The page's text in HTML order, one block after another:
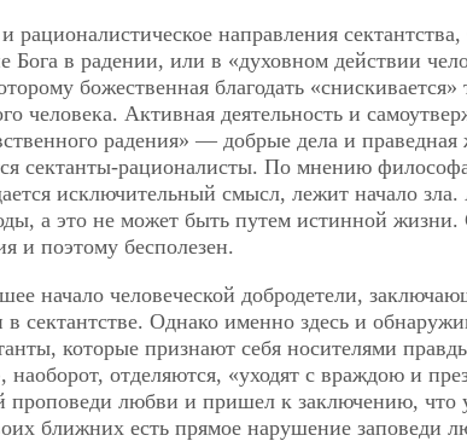
рационалистическое направления
Бога в радении, или в «духовном действии
божественная благодать «снискивается»
человека. Активная деятельность и
радения» — добрые дела и
сектанты-рационалисты. По мнению
исключительный смысл, лежит начало
а это не может быть путем истинной жизни.
и поэтому бесполезен.
начало человеческой добродетели,
сектантстве. Однако именно здесь и
которые признают себя носителями
отделяются, «уходят с враждою и
проповеди любви и пришел к заключению, что
ближних есть прямое нарушение заповеди